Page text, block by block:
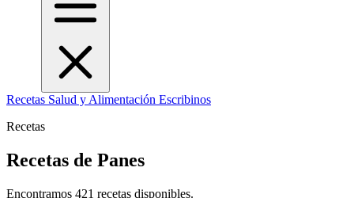
Recetas Salud y Alimentación Escribinos
Recetas
Recetas de Panes
Encontramos 421 recetas disponibles.